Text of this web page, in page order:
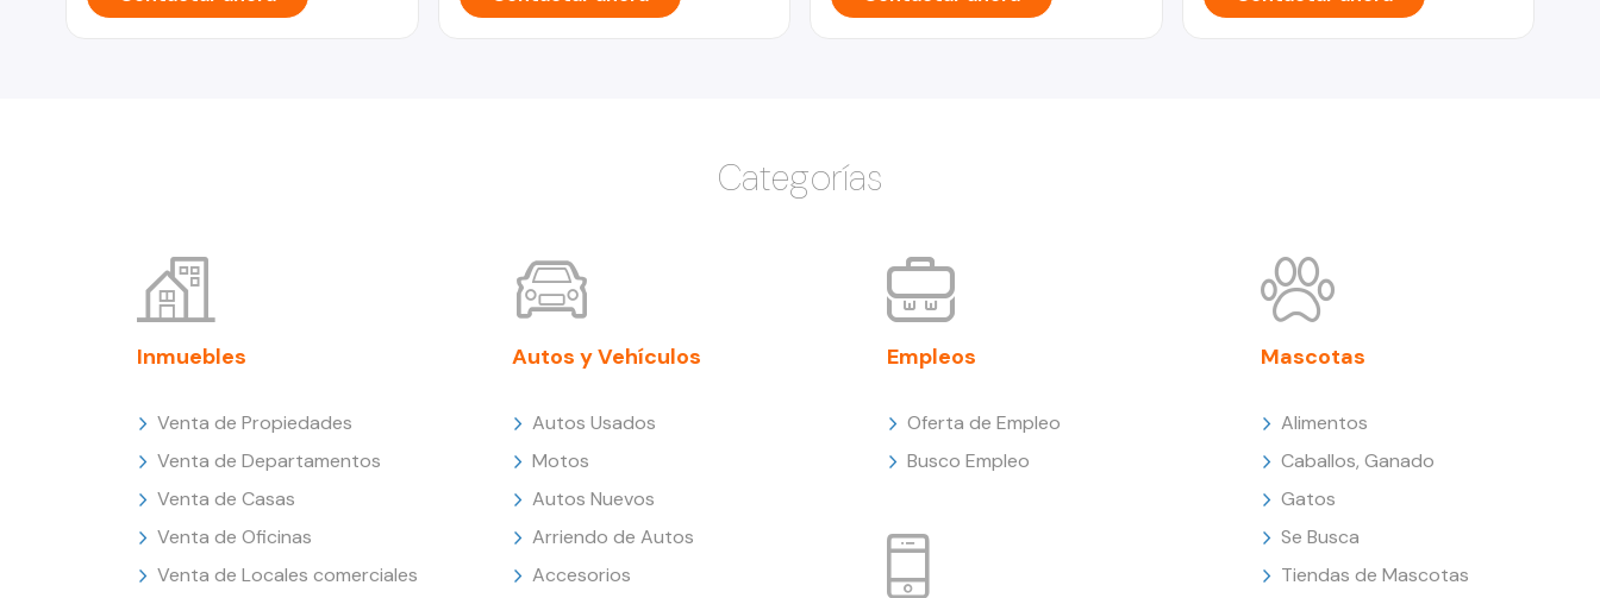
Categorías
Inmuebles
Venta de Propiedades
Venta de Departamentos
Venta de Casas
Venta de Oficinas
Venta de Locales comerciales
Autos y Vehículos
Autos Usados
Motos
Autos Nuevos
Arriendo de Autos
Accesorios
Empleos
Oferta de Empleo
Busco Empleo
Mascotas
Alimentos
Caballos, Ganado
Gatos
Se Busca
Tiendas de Mascotas